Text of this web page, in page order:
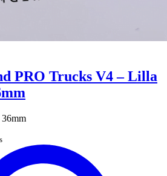
PRO Trucks V4 – Lilla